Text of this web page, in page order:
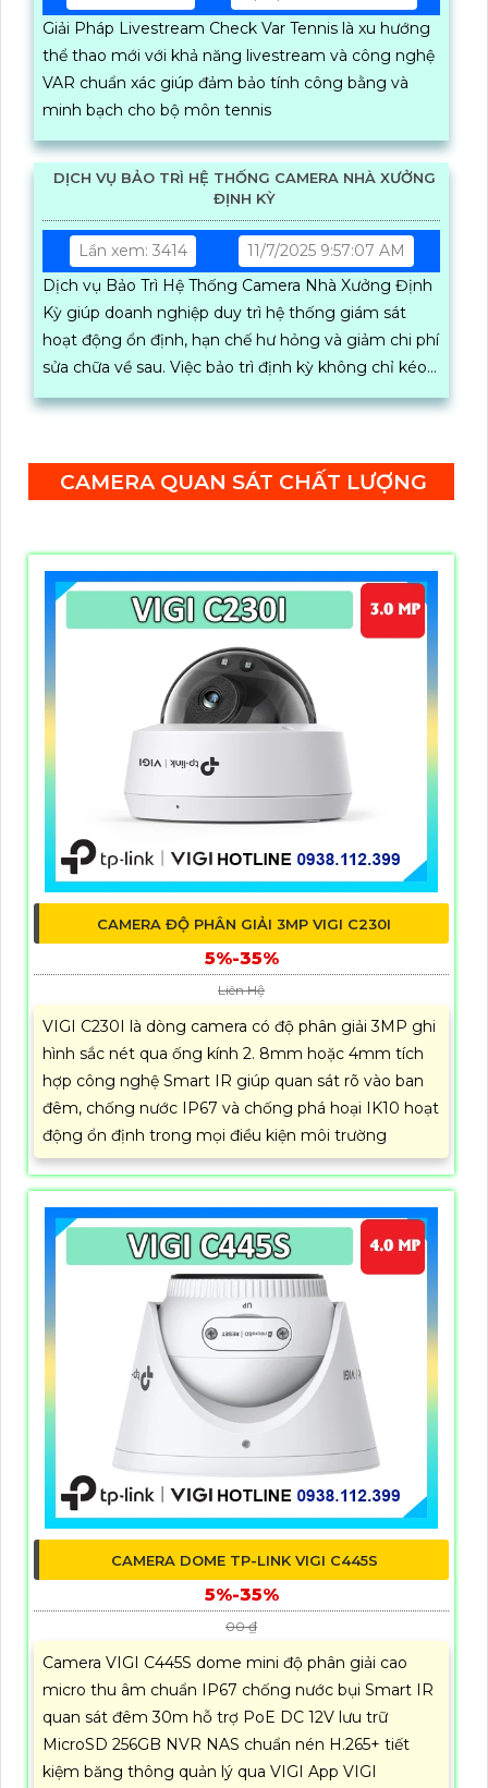
Giải Pháp Livestream Check Var Tennis là xu hướng
thể thao mới với khả năng livestream và công nghệ
VAR chuẩn xác giúp đảm bảo tính công bằng và
minh bạch cho bộ môn tennis
DỊCH VỤ BẢO TRÌ HỆ THỐNG CAMERA NHÀ XƯỞNG
ĐỊNH KỲ
Lần xem: 3414
11/7/2025 9:57:07 AM
Dịch vụ Bảo Trì Hệ Thống Camera Nhà Xưởng Định
Kỳ giúp doanh nghiệp duy trì hệ thống giám sát
hoạt động ổn định, hạn chế hư hỏng và giảm chi phí
sửa chữa về sau. Việc bảo trì định kỳ không chỉ kéo
dài tuổi thọ camera, đầu ghi và ổ cứng mà còn đảm
CAMERA QUAN SÁT CHẤT LƯỢNG
CAMERA ĐỘ PHÂN GIẢI 3MP VIGI C230I
5%-35%
Liên Hệ
VIGI C230I là dòng camera có độ phân giải 3MP ghi
hình sắc nét qua ống kính 2. 8mm hoặc 4mm tích
hợp công nghệ Smart IR giúp quan sát rõ vào ban
đêm, chống nước IP67 và chống phá hoại IK10 hoạt
động ổn định trong mọi điều kiện môi trường
CAMERA DOME TP-LINK VIGI C445S
5%-35%
00 ₫
Camera VIGI C445S dome mini độ phân giải cao
micro thu âm chuẩn IP67 chống nước bụi Smart IR
quan sát đêm 30m hỗ trợ PoE DC 12V lưu trữ
MicroSD 256GB NVR NAS chuẩn nén H.265+ tiết
kiệm băng thông quản lý qua VIGI App VIGI